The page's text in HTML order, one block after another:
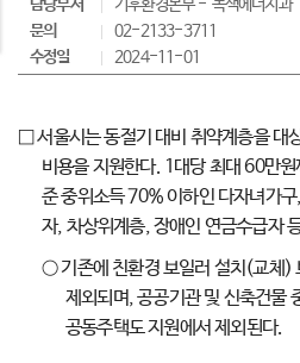
담당부서 기후환경본부
녹색에너지과
문의
02-2133-3711
수정일
2024-11-01
□ 서울시는 동절기 대비 취약계층을 대
비용을 지원한다. 1대당 최대 60만
준 중위소득 70% 이하인 다자녀가
자, 차상위계층, 장애인 연금수급자
○ 기존에 친환경 보일러 설치(교체)
제외되며, 공공기관 및 신축건물
공동주택도 지원에서 제외된다.